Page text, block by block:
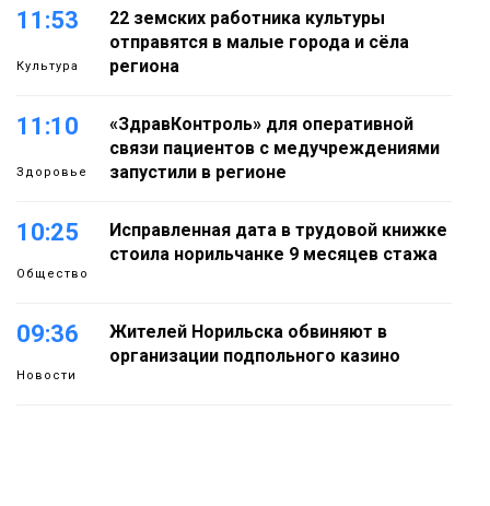
11:53
Культура
22 земских работника культуры
отправятся в малые города и сёла
региона
11:10
Здоровье
«ЗдравКонтроль» для оперативной
связи пациентов с медучреждениями
запустили в регионе
10:25
Общество
Исправленная дата в трудовой книжке
стоила норильчанке 9 месяцев стажа
09:36
Новости
Жителей Норильска обвиняют в
организации подпольного казино